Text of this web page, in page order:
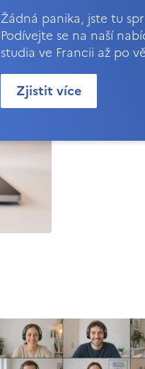
Žádná panika, jste tu
Podívejte se na naší
studia ve Francii až po
Zjistit více